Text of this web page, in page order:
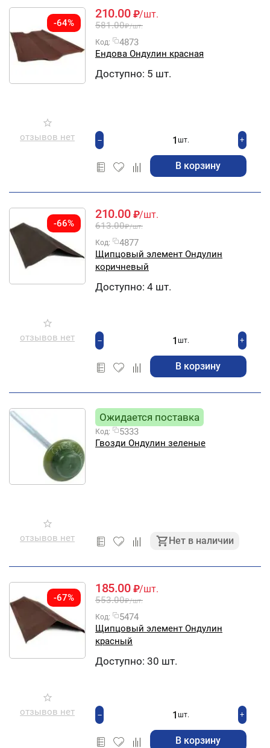
-64%
отзывов нет
210.00 ₽/шт.
581.00₽/шт.
Код:
4873
Ендова Ондулин красная
Доступно: 5 шт.
+
шт.
−
В корзину
-66%
отзывов нет
210.00 ₽/шт.
613.00₽/шт.
Код:
4877
Щипцовый элемент Ондулин
коричневый
Доступно: 4 шт.
+
шт.
−
В корзину
отзывов нет
Ожидается поставка
Код:
5333
Гвозди Ондулин зеленые
Нет в наличии
-67%
отзывов нет
185.00 ₽/шт.
553.00₽/шт.
Код:
5474
Щипцовый элемент Ондулин
красный
Доступно: 30 шт.
+
шт.
−
В корзину